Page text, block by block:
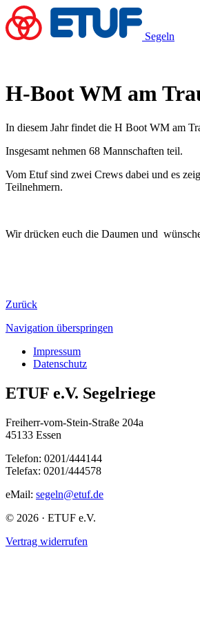
Segeln
H-Boot WM am
In diesem Jahr findet die H Boot WM am
Insgesamt nehmen 68 Mannschaften teil.
Vom Etuf sind zwei Crews dabei und es
Teilnehmern.
Wir drücken euch die Daumen und
Zurück
Navigation überspringen
Impressum
Datenschutz
ETUF e.V. Segelriege
Freiherr-vom-Stein-Straße 204a
45133 Essen
Telefon: 0201/444144
Telefax: 0201/444578
eMail: segeln@etuf.de
© 2026 · ETUF e.V.
Vertrag widerrufen